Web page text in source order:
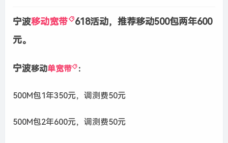
宁波移动宽带
618活动，推荐移动500包两年600
元。
宁波移动单宽带 ：
500M包1年350元，调测费50元
500M包2年600元，调测费50元